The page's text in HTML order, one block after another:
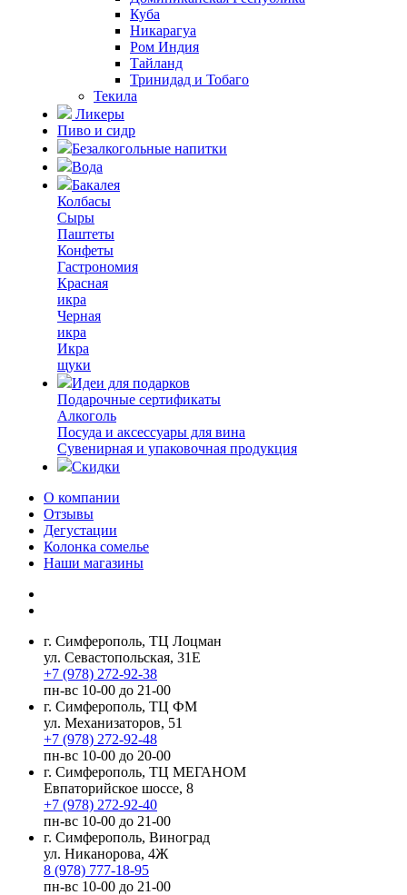
Куба
Никарагуа
Ром Индия
Тайланд
Тринидад и Тобаго
Текила
Ликеры
Пиво и сидр
Безалкогольные напитки
Вода
Бакалея
Колбасы
Сыры
Паштеты
Конфеты
Гастрономия
Красная
икра
Черная
икра
Икра
щуки
Идеи для подарков
Подарочные сертификаты
Алкоголь
Посуда и аксессуары для вина
Сувенирная и упаковочная продукция
Скидки
О компании
Отзывы
Дегустации
Колонка сомелье
Наши магазины
г. Симферополь, ТЦ Лоцман
ул. Севастопольская, 31Е
+7 (978) 272-92-38
пн-вс 10-00 до 21-00
г. Симферополь, ТЦ ФМ
ул. Механизаторов, 51
+7 (978) 272-92-48
пн-вс 10-00 до 20-00
г. Симферополь, ТЦ МЕГАНОМ
Евпаторийское шоссе, 8
+7 (978) 272-92-40
пн-вс 10-00 до 21-00
г. Симферополь, Виноград
ул. Никанорова, 4Ж
8 (978) 777-18-95
пн-вс 10-00 до 21-00